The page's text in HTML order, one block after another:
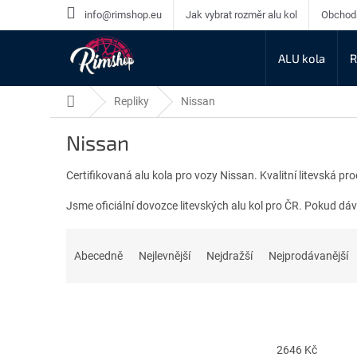
info@rimshop.eu Jak vybrat rozměr alu kol
ALU kola
Domů Repliky Nissan
Nissan
Certifikovaná alu kola pro vozy Nissan. Kvalitní litevská
Jsme oficiální dovozce litevských alu kol pro ČR. Pokud
Abecedně Nejlevnější Nejdražší Nejprodávanější
2646 Kč